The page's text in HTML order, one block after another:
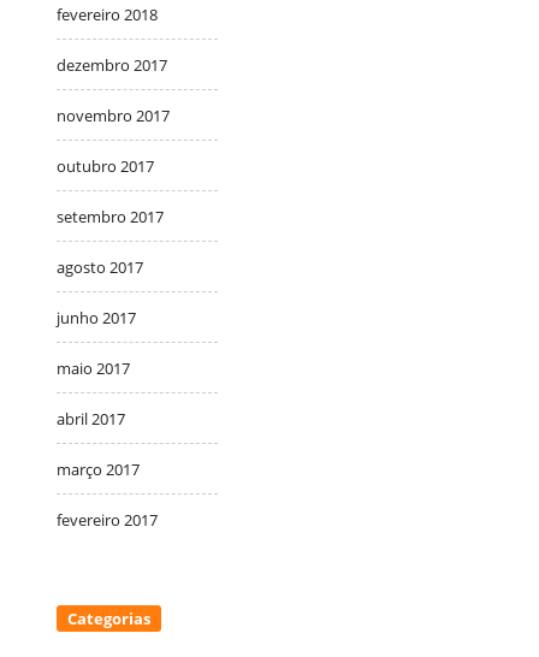
fevereiro 2018
dezembro 2017
novembro 2017
outubro 2017
setembro 2017
agosto 2017
junho 2017
maio 2017
abril 2017
março 2017
fevereiro 2017
Categorias